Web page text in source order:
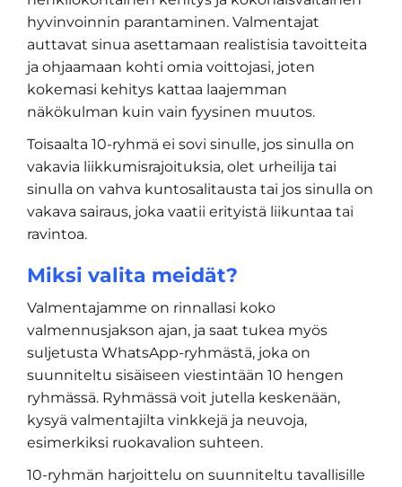
hyvinvoinnin parantaminen. Valmentajat
auttavat sinua asettamaan realistisia tavoitteita
ja ohjaamaan kohti omia voittojasi, joten
kokemasi kehitys kattaa laajemman
näkökulman kuin vain fyysinen muutos.
Toisaalta 10-ryhmä ei sovi sinulle, jos sinulla on
vakavia liikkumisrajoituksia, olet urheilija tai
sinulla on vahva kuntosalitausta tai jos sinulla on
vakava sairaus, joka vaatii erityistä liikuntaa tai
ravintoa.
Miksi valita meidät?
Valmentajamme on rinnallasi koko
valmennusjakson ajan, ja saat tukea myös
suljetusta WhatsApp-ryhmästä, joka on
suunniteltu sisäiseen viestintään 10 hengen
ryhmässä. Ryhmässä voit jutella keskenään,
kysyä valmentajilta vinkkejä ja neuvoja,
esimerkiksi ruokavalion suhteen.
10-ryhmän harjoittelu on suunniteltu tavallisille